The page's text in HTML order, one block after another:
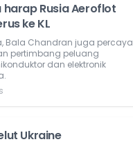
harap Rusia Aeroflot
ke KL
Bala Chandran juga percaya
pertimbang peluang
dan elektronik
Ukraine